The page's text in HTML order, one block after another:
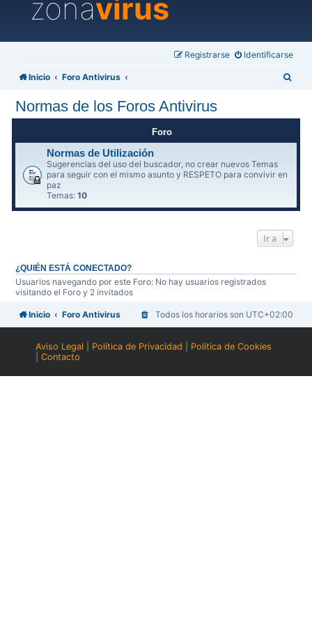
zonavirus
Identificarse
Registrarse
Inicio Foro Antivirus
Normas de los Foros Antivirus
Foro
Normas de Utilización
Sugerencias del uso del buscador, no crear nuevos Temas
para seguir con el mismo asunto y RESPETO para convivir en
paz
Temas:10
Ir a
¿QUIÉN ESTÁ CONECTADO?
Usuarios navegando por este Foro: No hay usuarios registrados
visitando el Foro y 2 invitados
Inicio Foro Antivirus Todos los horarios son UTC+02:00
Aviso Legal Política de Privacidad
Política de Cookies
|Contacto